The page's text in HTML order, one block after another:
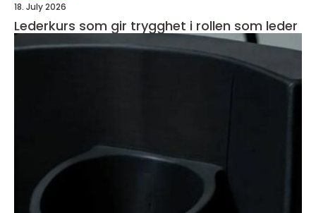
18. July 2026
Lederkurs som gir trygghet i rollen som leder